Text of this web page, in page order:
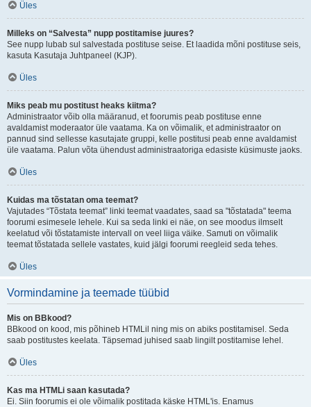
Üles
Milleks on “Salvesta” nupp postitamise juures?
See nupp lubab sul salvestada postituse seise. Et laadida mõni postituse seis,
kasuta Kasutaja Juhtpaneel (KJP).
Üles
Miks peab mu postitust heaks kiitma?
Administraator võib olla määranud, et foorumis peab postituse enne
avaldamist moderaator üle vaatama. Ka on võimalik, et administraator on
pannud sind sellesse kasutajate gruppi, kelle postitusi peab enne avaldamist
üle vaatama. Palun võta ühendust administraatoriga edasiste küsimuste jaoks.
Üles
Kuidas ma tõstatan oma teemat?
Vajutades “Tõstata teemat” linki teemat vaadates, saad sa "tõstatada" teema
foorumi esimesele lehele. Kui sa seda linki ei näe, on see moodus ilmselt
keelatud või tõstatamiste intervall on veel liiga väike. Samuti on võimalik
teemat tõstatada sellele vastates, kuid jälgi foorumi reegleid seda tehes.
Üles
Vormindamine ja teemade tüübid
Mis on BBkood?
BBkood on kood, mis põhineb HTMLil ning mis on abiks postitamisel. Seda
saab postitustes keelata. Täpsemad juhised saab lingilt postitamise lehel.
Üles
Kas ma HTMLi saan kasutada?
Ei. Siin foorumis ei ole võimalik postitada käske HTML'is. Enamus